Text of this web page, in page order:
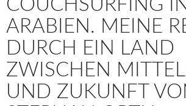
COUCHSURFING
ARABIEN. MEINE
DURCH EIN LAND
ZWISCHEN
UND ZUKUNFT